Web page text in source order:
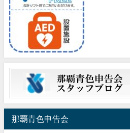
那覇青色申告会